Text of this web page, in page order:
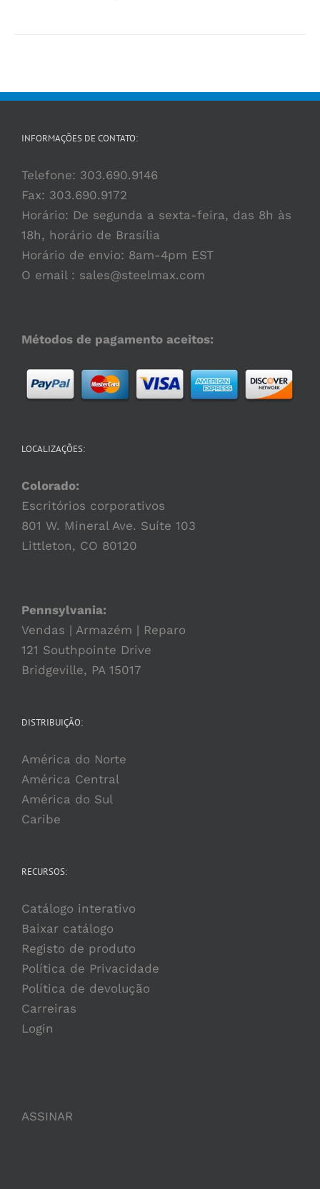
INFORMAÇÕES DE CONTATO:
Telefone: 303.690.9146
Fax: 303.690.9172
Horário: De segunda a sexta-feira, das 8h às
18h, horário de Brasília
Horário de envio: 8am-4pm EST
O email : sales@steelmax.com
Métodos de pagamento aceitos:
LOCALIZAÇÕES:
Colorado:
Escritórios corporativos
801 W. Mineral Ave. Suíte 103
Littleton, CO 80120
Pennsylvania:
Vendas | Armazém | Reparo
121 Southpointe Drive
Bridgeville, PA 15017
DISTRIBUIÇÃO:
América do Norte
América Central
América do Sul
Caribe
RECURSOS:
Catálogo interativo
Baixar catálogo
Registo de produto
Política de Privacidade
Política de devolução
Carreiras
Login
ASSINAR